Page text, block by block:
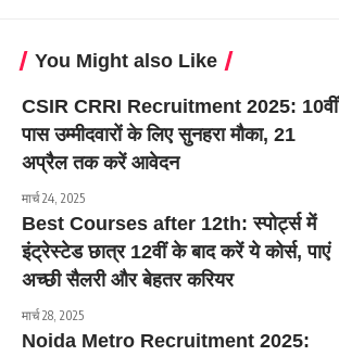
You Might also Like
CSIR CRRI Recruitment 2025: 10वीं
पास उम्मीदवारों के लिए सुनहरा मौका, 21
अप्रैल तक करें आवेदन
मार्च 24, 2025
Best Courses after 12th: स्पोर्ट्स में
इंट्रेस्टेड छात्र 12वीं के बाद करें ये कोर्स, पाएं
अच्छी सैलरी और बेहतर करियर
मार्च 28, 2025
Noida Metro Recruitment 2025: